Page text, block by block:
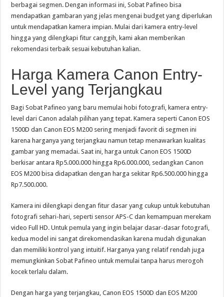
berbagai segmen. Dengan informasi ini, Sobat Pafineo bisa
mendapatkan gambaran yang jelas mengenai budget yang diperlukan
untuk mendapatkan kamera impian. Mulai dari kamera entry-level
hingga yang dilengkapi fitur canggih, kami akan memberikan
rekomendasi terbaik sesuai kebutuhan kalian.
Harga Kamera Canon Entry-
Level yang Terjangkau
Bagi Sobat Pafineo yang baru memulai hobi fotografi, kamera entry-
level dari Canon adalah pilihan yang tepat. Kamera seperti Canon EOS
1500D dan Canon EOS M200 sering menjadi favorit di segmen ini
karena harganya yang terjangkau namun tetap menawarkan kualitas
gambar yang memadai. Saat ini, harga untuk Canon EOS 1500D
berkisar antara Rp5.000.000 hingga Rp6.000.000, sedangkan Canon
EOS M200 bisa didapatkan dengan harga sekitar Rp6.500.000 hingga
Rp7.500.000.
Kamera ini dilengkapi dengan fitur dasar yang cukup untuk kebutuhan
fotografi sehari-hari, seperti sensor APS-C dan kemampuan merekam
video Full HD. Untuk pemula yang ingin belajar dasar-dasar fotografi,
kedua model ini sangat direkomendasikan karena mudah digunakan
dan memiliki kontrol yang intuitif. Harganya yang relatif rendah juga
memungkinkan Sobat Pafineo untuk memulai tanpa harus merogoh
kocek terlalu dalam.
Dengan harga yang terjangkau, Canon EOS 1500D dan EOS M200